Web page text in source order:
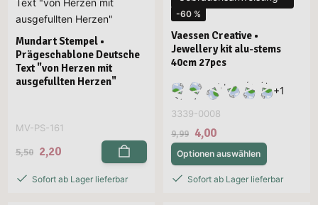
Mundart Stempel •
Prägeschablone Deutsche
Text "von Herzen mit
ausgefullten Herzen"
MV-PS-161
5,50 2,20
Sofort ab Lager lieferbar
-60 %
Vaessen Creative •
Jewellery kit alu-stems
40cm 27pcs
+1
3339-0008
9,99 4,00
Optionen auswählen
Sofort ab Lager lieferbar